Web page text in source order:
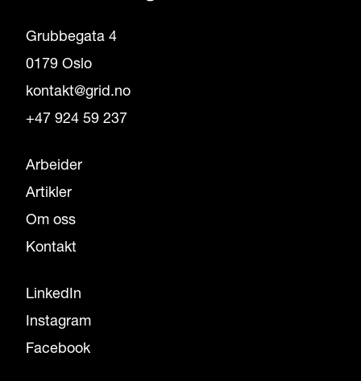
Grubbegata 4
0179 Oslo
kontakt@grid.no
+47 924 59 237
Arbeider
Artikler
Om oss
Kontakt
LinkedIn
Instagram
Facebook